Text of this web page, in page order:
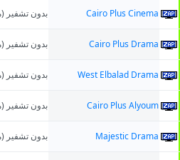
Cairo Plus Cinema بدون تشفير
Cairo Plus Drama بدون تشفير
West Elbalad Drama بدون تشفير
Cairo Plus Alyoum بدون تشفير
Majestic Drama بدون تشفير